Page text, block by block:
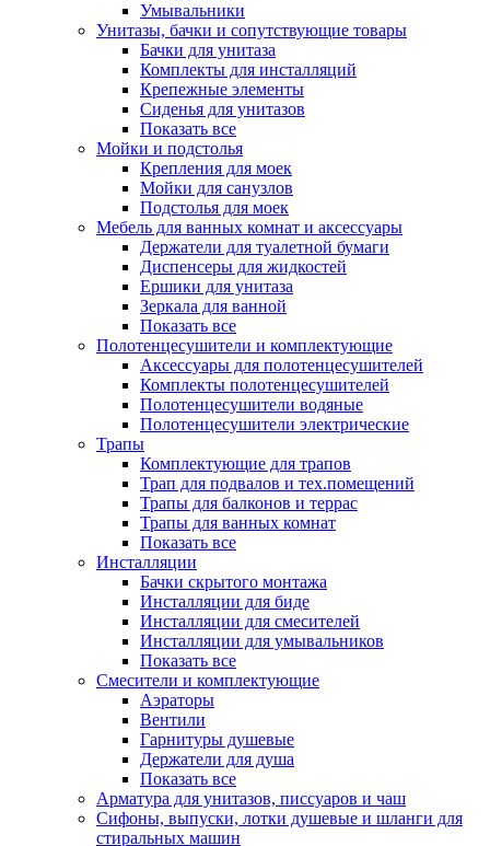
Умывальники
Унитазы, бачки и сопутствующие товары
Бачки для унитаза
Комплекты для инсталляций
Крепежные элементы
Сиденья для унитазов
Показать все
Мойки и подстолья
Крепления для моек
Мойки для санузлов
Подстолья для моек
Мебель для ванных комнат и аксессуары
Держатели для туалетной бумаги
Диспенсеры для жидкостей
Ершики для унитаза
Зеркала для ванной
Показать все
Полотенцесушители и комплектующие
Аксессуары для полотенцесушителей
Комплекты полотенцесушителей
Полотенцесушители водяные
Полотенцесушители электрические
Трапы
Комплектующие для трапов
Трап для подвалов и тех.помещений
Трапы для балконов и террас
Трапы для ванных комнат
Показать все
Инсталляции
Бачки скрытого монтажа
Инсталляции для биде
Инсталляции для смесителей
Инсталляции для умывальников
Показать все
Смесители и комплектующие
Аэраторы
Вентили
Гарнитуры душевые
Держатели для душа
Показать все
Арматура для унитазов, писсуаров и чаш
Сифоны, выпуски, лотки душевые и шланги для
стиральных машин